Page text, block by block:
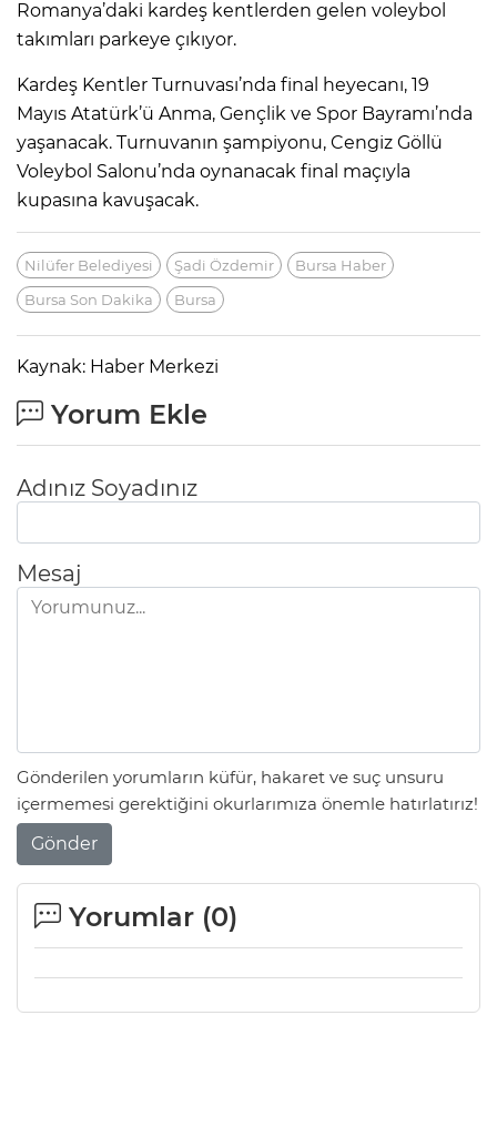
Romanya’daki kardeş kentlerden gelen voleybol
takımları parkeye çıkıyor.
Kardeş Kentler Turnuvası’nda final heyecanı, 19
Mayıs Atatürk’ü Anma, Gençlik ve Spor Bayramı’nda
yaşanacak. Turnuvanın şampiyonu, Cengiz Göllü
Voleybol Salonu’nda oynanacak final maçıyla
kupasına kavuşacak.
Nilüfer Belediyesi Şadi Özdemir
Bursa Haber
Bursa Son Dakika
Bursa
Kaynak: Haber Merkezi
Yorum Ekle
Adınız Soyadınız
Mesaj
Gönderilen yorumların küfür, hakaret ve suç unsuru
içermemesi gerektiğini okurlarımıza önemle hatırlatırız!
Gönder
Yorumlar (0)